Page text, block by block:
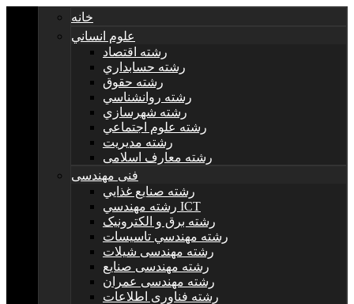
خانه
علوم انساني
رشته اقتصاد
رشته حسابداري
رشته حقوق
رشته روانشناسي
رشته شهرسازي
رشته علوم اجتماعي
رشته مديريت
رشته معارف اسلامی
فنی مهندسی
رشته صنايع غذايي
رشته مهندسي ICT
رشته برق و الکترونيک
رشته مهندسي تاسيسات
رشته مهندسی شیلات
رشته مهندسی صنایع
رشته مهندسی عمران
رشته فناوری اطلاعات